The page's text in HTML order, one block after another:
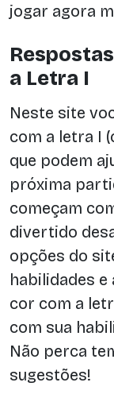
jogar agora
a Letra I
Neste site
com a letra I
que podem
próxima
começam
divertido
opções do
habilidades e
cor com a
com sua
Não perca
sugestões!